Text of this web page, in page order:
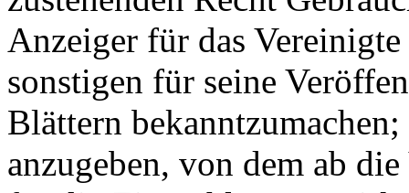
Anzeiger für das
sonstigen für seine
Blättern
anzugeben, von dem ab